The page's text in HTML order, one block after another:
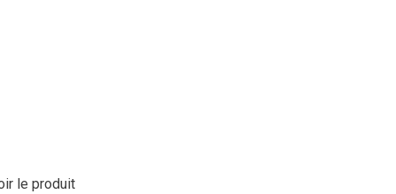
le produit